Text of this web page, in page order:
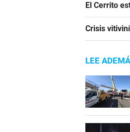
El Cerrito
Crisis
LEE